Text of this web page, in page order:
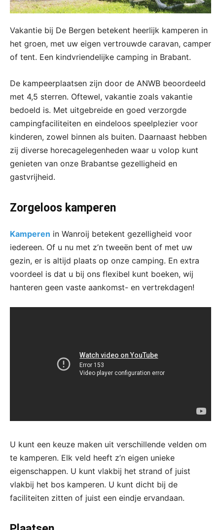
Vakantie bij De Bergen betekent heerlijk kamperen in
het groen, met uw eigen vertrouwde caravan, camper
of tent. Een kindvriendelijke camping in Brabant.
De kampeerplaatsen zijn door de ANWB beoordeeld
met 4,5 sterren. Oftewel, vakantie zoals vakantie
bedoeld is. Met uitgebreide en goed verzorgde
campingfaciliteiten en eindeloos speelplezier voor
kinderen, zowel binnen als buiten. Daarnaast hebben
zij diverse horecagelegenheden waar u volop kunt
genieten van onze Brabantse gezelligheid en
gastvrijheid.
Zorgeloos kamperen
Kamperen in Wanroij betekent gezelligheid voor
iedereen. Of u nu met z’n tweeën bent of met uw
gezin, er is altijd plaats op onze camping. En extra
voordeel is dat u bij ons flexibel kunt boeken, wij
hanteren geen vaste aankomst- en vertrekdagen!
U kunt een keuze maken uit verschillende velden om
te kamperen. Elk veld heeft z’n eigen unieke
eigenschappen. U kunt vlakbij het strand of juist
vlakbij het bos kamperen. U kunt dicht bij de
faciliteiten zitten of juist een eindje ervandaan.